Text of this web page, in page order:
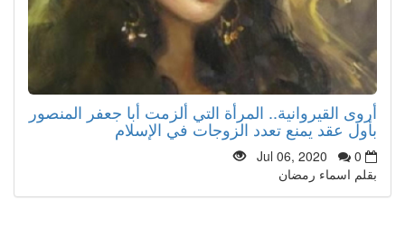
أروى القيروانية.. المرأة التي ألزمت أبا جعفر المنصور
بأول عقد يمنع تعدد الزوجات في الإسلام
Jul 06, 2020
0
بقلم اسماء رمضان